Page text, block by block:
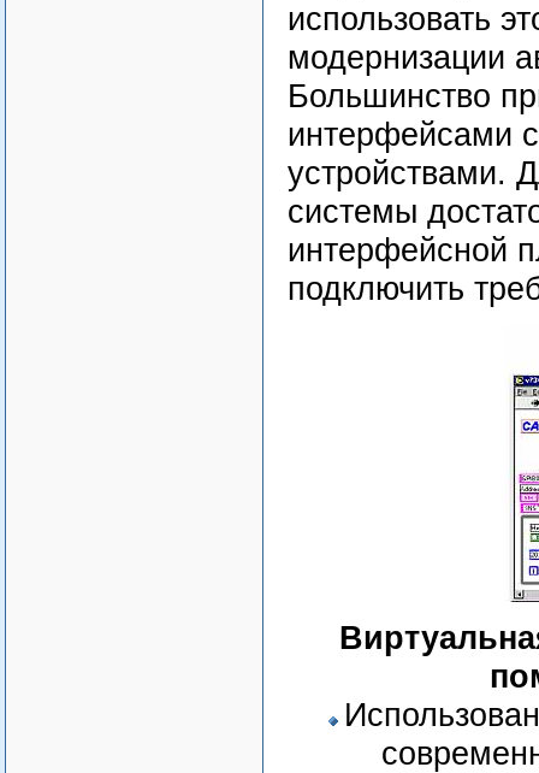
использовать
модернизации
Большинство
интерфейсами
устройствами.
системы
интерфейсной
подключить